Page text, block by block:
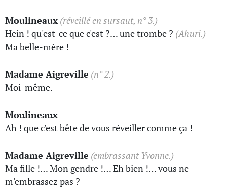
Moulineaux (réveillé en sursaut, n° 3.)
Hein ! qu'est-ce que c'est ?… une trombe ? (Ahuri.)
Ma belle-mère !
Madame Aigreville (n° 2.)
Moi-même.
Moulineaux
Ah ! que c'est bête de vous réveiller comme ça !
Madame Aigreville (embrassant Yvonne.)
Ma fille !… Mon gendre !… Eh bien !… vous ne
m'embrassez pas ?